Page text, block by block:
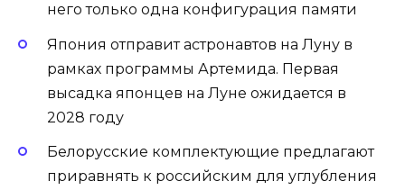
него только одна конфигурация памяти
Япония отправит астронавтов на Луну в
рамках программы Артемида. Первая
высадка японцев на Луне ожидается в
2028 году
Белорусские комплектующие предлагают
приравнять к российским для углубления